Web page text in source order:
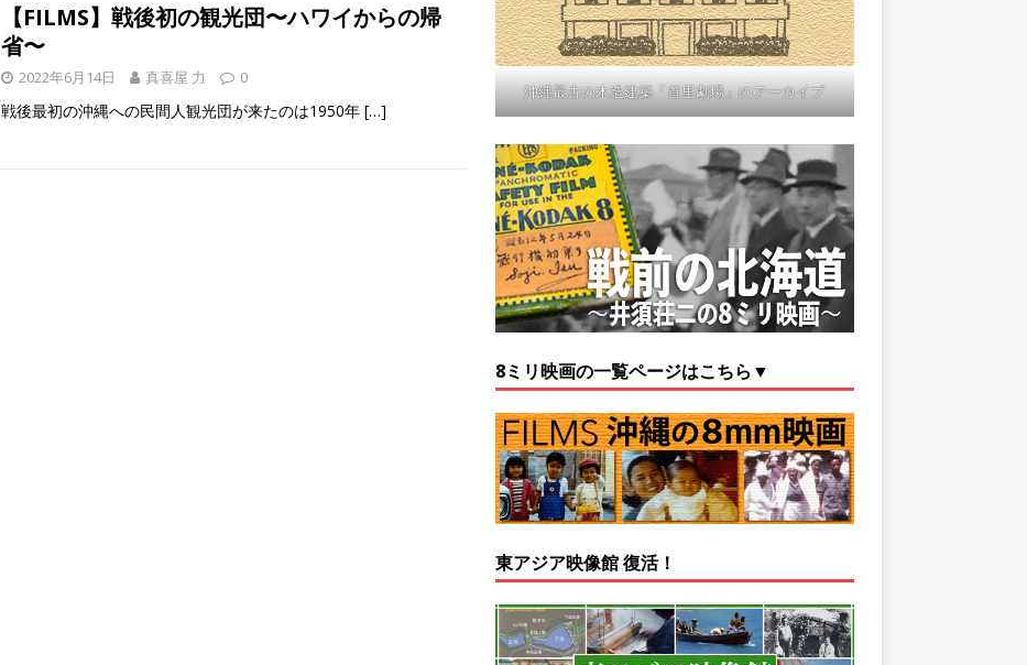
【FILMS】戦後初の観光団〜ハワイからの帰
省〜
2022年6月14日 真喜屋 力 0
戦後最初の沖縄への民間人観光団が来たのは1950年 […]
沖縄最古の木造建築「首里劇場」のアーカイブ
8ミリ映画の一覧ページはこちら▼
東アジア映像館 復活！